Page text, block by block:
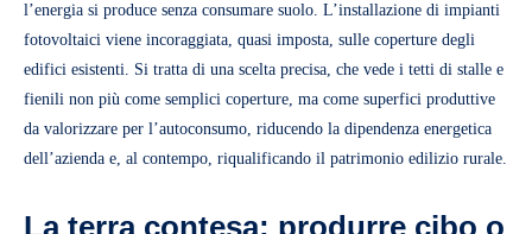
l’energia si produce senza consumare suolo. L’installazione di impianti
fotovoltaici viene incoraggiata, quasi imposta, sulle coperture degli
edifici esistenti. Si tratta di una scelta precisa, che vede i tetti di stalle e
fienili non più come semplici coperture, ma come superfici produttive
da valorizzare per l’autoconsumo, riducendo la dipendenza energetica
dell’azienda e, al contempo, riqualificando il patrimonio edilizio rurale.